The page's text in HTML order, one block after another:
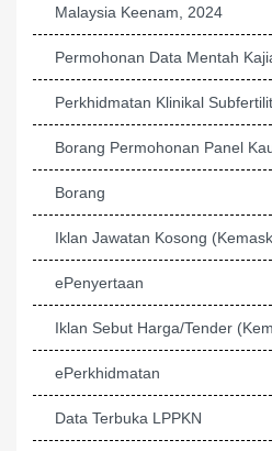
Malaysia Keenam, 2024
Permohonan Data Mentah
Perkhidmatan Klinikal
Borang Permohonan Panel
Borang
Iklan Jawatan Kosong
ePenyertaan
Iklan Sebut Harga/Tender
ePerkhidmatan
Data Terbuka LPPKN